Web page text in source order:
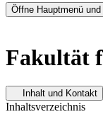
Öffne Hauptmenü
Fakultät
Inhalt und Kontakt
Inhaltsverzeichnis